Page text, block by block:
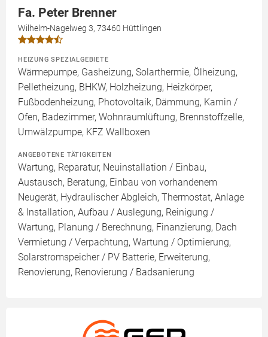
Fa. Peter Brenner
Wilhelm-Nagelweg 3, 73460 Hüttlingen
HEIZUNG SPEZIALGEBIETE
Wärmepumpe, Gasheizung, Solarthermie, Ölheizung,
Pelletheizung, BHKW, Holzheizung, Heizkörper,
Fußbodenheizung, Photovoltaik, Dämmung, Kamin /
Ofen, Badezimmer, Wohnraumlüftung, Brennstoffzelle,
Umwälzpumpe, KFZ Wallboxen
ANGEBOTENE TÄTIGKEITEN
Wartung, Reparatur, Neuinstallation / Einbau,
Austausch, Beratung, Einbau von vorhandenem
Neugerät, Hydraulischer Abgleich, Thermostat, Anlage
& Installation, Aufbau / Auslegung, Reinigung /
Wartung, Planung / Berechnung, Finanzierung, Dach
Vermietung / Verpachtung, Wartung / Optimierung,
Solarstromspeicher / PV Batterie, Erweiterung,
Renovierung, Renovierung / Badsanierung